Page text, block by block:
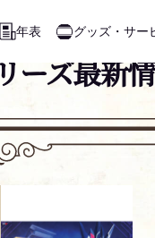
年表 グッズ・サー
UPDATE
ーズ最新